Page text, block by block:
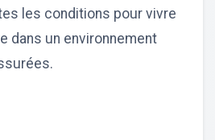
les conditions pour vivre
dans un environnement